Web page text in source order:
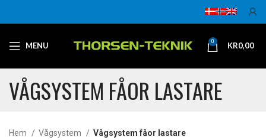
MENU 0 KR0,00
VÅGSYSTEM FÅOR LASTARE
Hem Vågsystem
Vågsystem fåor lastare